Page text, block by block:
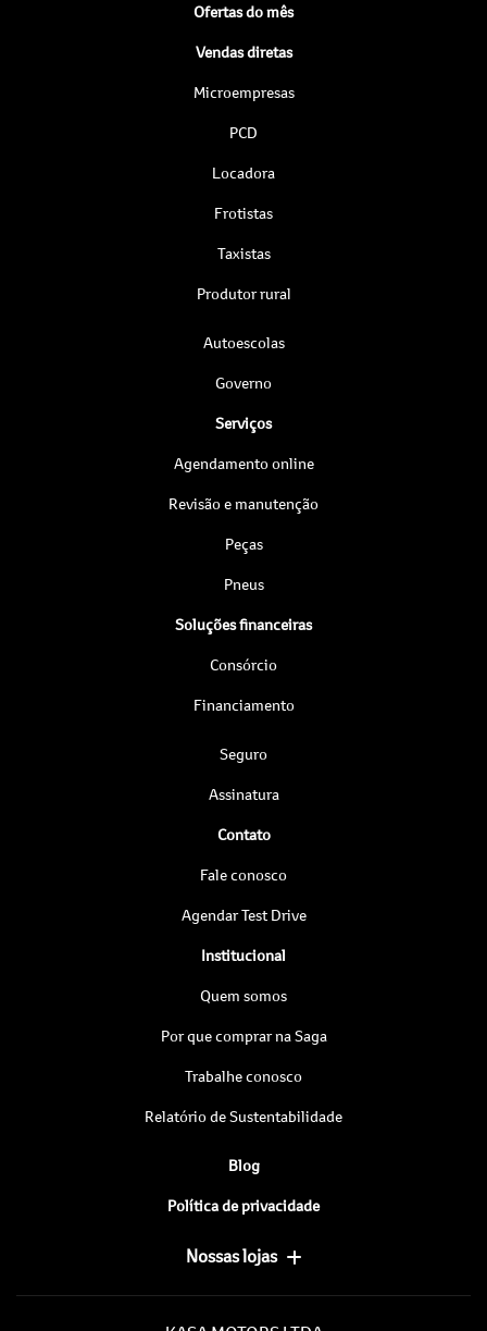
Ofertas do mês
Vendas diretas
Microempresas
PCD
Locadora
Frotistas
Taxistas
Produtor rural
Autoescolas
Governo
Serviços
Agendamento online
Revisão e manutenção
Peças
Pneus
Soluções financeiras
Consórcio
Financiamento
Seguro
Assinatura
Contato
Fale conosco
Agendar Test Drive
Institucional
Quem somos
Por que comprar na Saga
Trabalhe conosco
Relatório de Sustentabilidade
Blog
Política de privacidade
Nossas lojas